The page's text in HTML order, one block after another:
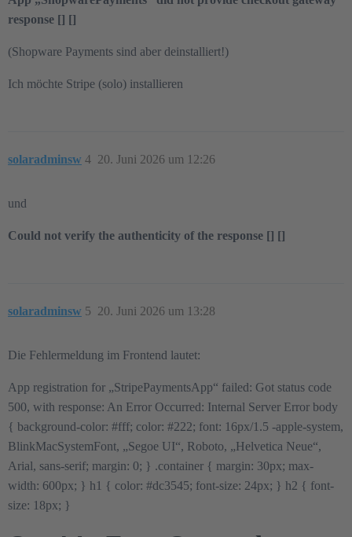
response [] []
(Shopware Payments sind aber deinstalliert!)
Ich möchte Stripe (solo) installieren
solaradminsw 20. Juni 2026 um 12:26
4
und
Could not verify the authenticity of the response [] []
solaradminsw 20. Juni 2026 um 13:28
5
Die Fehlermeldung im Frontend lautet:
App registration for „StripePaymentsApp“ failed: Got status code
500, with response: An Error Occurred: Internal Server Error body
{ background-color: #fff; color: #222; font: 16px/1.5 -apple-system,
BlinkMacSystemFont, „Segoe UI“, Roboto, „Helvetica Neue“,
Arial, sans-serif; margin: 0; } .container { margin: 30px; max-
width: 600px; } h1 { color: #dc3545; font-size: 24px; } h2 { font-
size: 18px; }